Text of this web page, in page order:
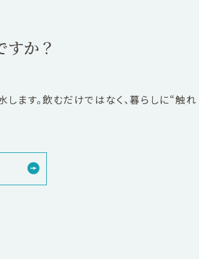
か？
ます。飲むだけではなく、暮らしに“触れ